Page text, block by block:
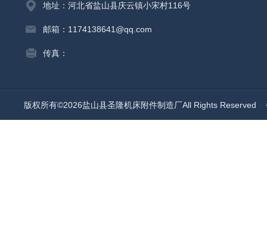
地址：河北省盐山县庆云镇小宋村116号
邮箱：1174138641@qq.com
传真：
版权所有©2026盐山县圣隆机床附件制造厂All Rights Reserved